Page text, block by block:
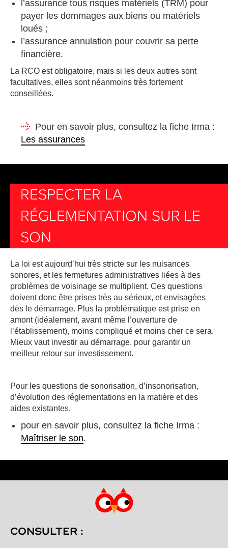
l’assurance tous risques matériels (TRM) pour
payer les dommages aux biens ou matériels
loués ;
l’assurance annulation pour couvrir sa perte
financière.
La RCO est obligatoire, mais si les deux autres sont
facultatives, elles sont néanmoins très fortement
conseillées.
Pour en savoir plus, consultez la fiche Irma :
Les assurances
RESPECTER LA
RÉGLEMENTATION SUR LE
SON
La loi est aujourd’hui très stricte sur les nuisances
sonores, et les fermetures administratives liées à des
problèmes de voisinage se multiplient. Ces questions
doivent donc être prises très au sérieux, et envisagées
dès le démarrage. Plus la problématique est prise en
amont (idéalement, avant même l’ouverture de
l’établissement), moins compliqué et moins cher ce sera.
Mieux vaut investir au démarrage, pour garantir un
meilleur retour sur investissement.
Pour les questions de sonorisation, d’insonorisation,
d’évolution des réglementations en la matière et des
aides existantes,
pour en savoir plus, consultez la fiche Irma :
Maîtriser le son.
CONSULTER :